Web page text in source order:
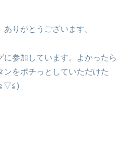
りがとうございます。
に参加しています。よかったら
ンをポチっとしていただけた